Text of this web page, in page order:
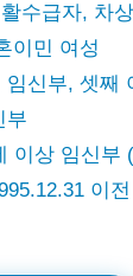
수급자, 차
이민 여성
임신부, 셋째
부
이상 임신부
이